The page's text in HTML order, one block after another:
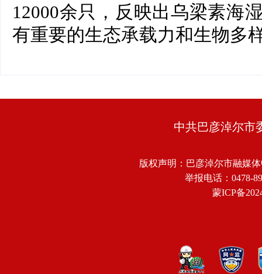
12000余只，反映出乌梁素海
有重要的生态承载力和生物多
中共巴彦淖尔市
版权声明：巴彦淖尔市融媒
举报电话：0478-
蒙ICP备